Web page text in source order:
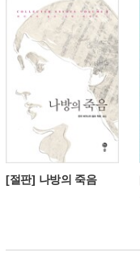
[절판] 나방의 죽음